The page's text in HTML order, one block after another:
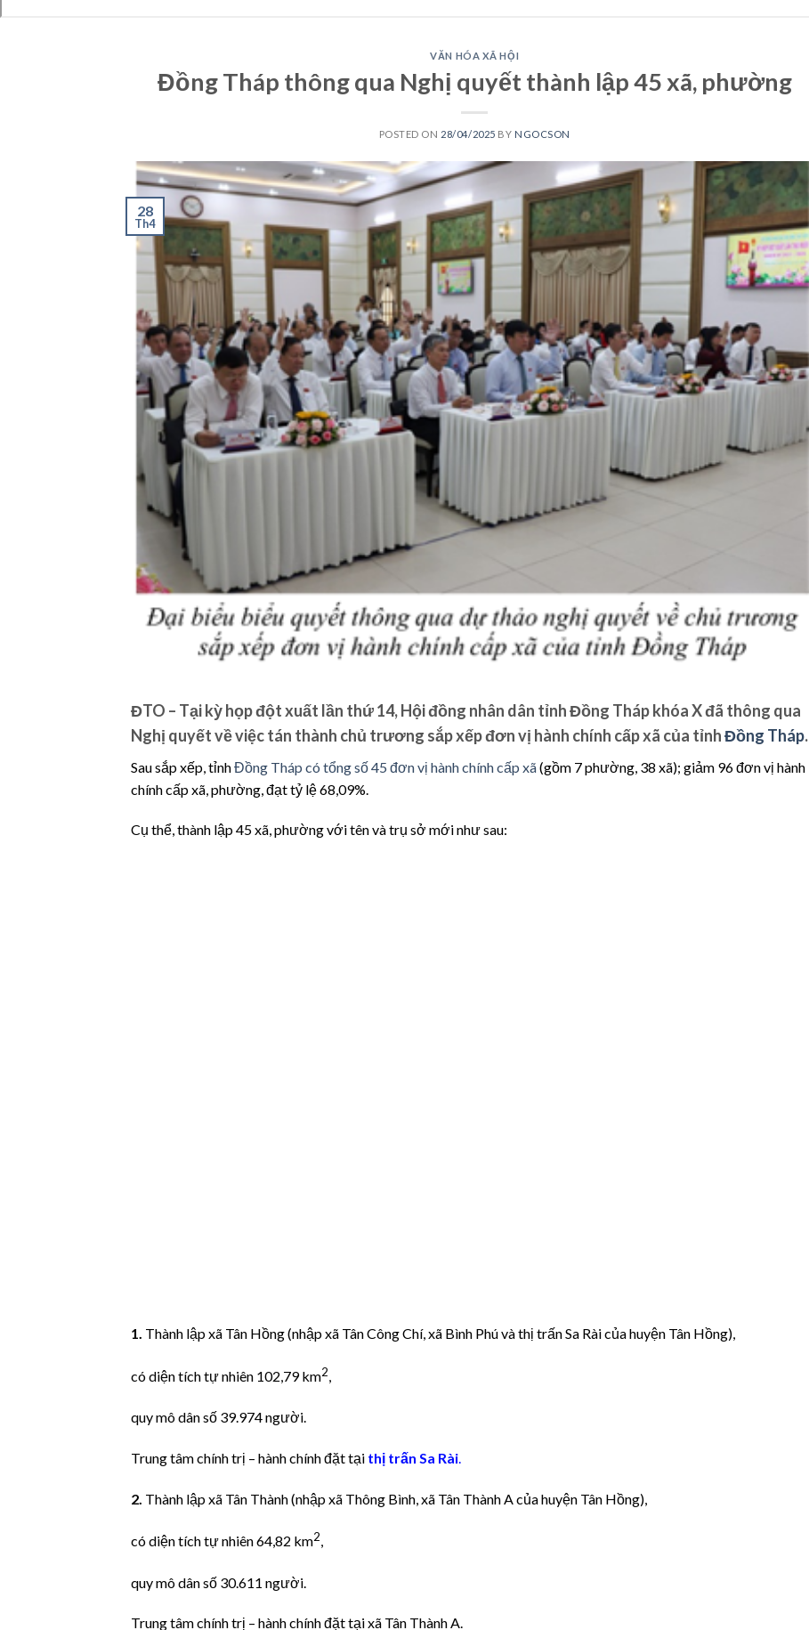
VĂN HÓA XÃ HỘI
Đồng Tháp thông qua Nghị quyết thành lập 45 xã, phường
POSTED ON 28/04/2025 BY NGOCSON
28
Th4
ĐTO – Tại kỳ họp đột xuất lần thứ 14, Hội đồng nhân dân tỉnh Đồng Tháp khóa X đã thông qua
Nghị quyết về việc tán thành chủ trương sắp xếp đơn vị hành chính cấp xã của tỉnhĐồng Tháp.
Sau sắp xếp, tỉnhĐồng Tháp có tổng số 45 đơn vị hành chính cấp xã(gồm 7 phường, 38 xã); giảm 96 đơn vị hành
chính cấp xã, phường, đạt tỷ lệ 68,09%.
Cụ thể, thành lập 45 xã, phường với tên và trụ sở mới như sau:
1. Thành lập xã Tân Hồng (nhập xã Tân Công Chí, xã Bình Phú và thị trấn Sa Rài của huyện Tân Hồng),
có diện tích tự nhiên 102,79 km2,
quy mô dân số 39.974 người.
Trung tâm chính trị – hành chính đặt tại thị trấn Sa Rài.
2. Thành lập xã Tân Thành (nhập xã Thông Bình, xã Tân Thành A của huyện Tân Hồng),
có diện tích tự nhiên 64,82 km2,
quy mô dân số 30.611 người.
Trung tâm chính trị – hành chính đặt tại xã Tân Thành A.